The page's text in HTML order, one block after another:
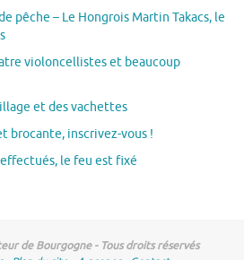
pêche – Le Hongrois Martin Takacs, le
violoncellistes et beaucoup
et des vachettes
brocante, inscrivez-vous !
le feu est fixé
de Bourgogne - Tous droits réservés